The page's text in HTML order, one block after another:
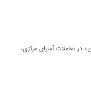
در تعاملات آسیای مرکزی،